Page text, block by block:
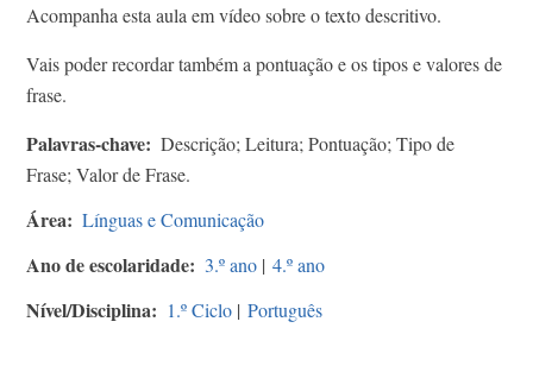
Acompanha esta aula em vídeo sobre o texto descritivo.
Vais poder recordar também a pontuação e os tipos e valores de
frase.
Palavras-chave
Descrição; Leitura; Pontuação; Tipo de
Frase; Valor de Frase.
Área Línguas e Comunicação
Ano de escolaridade 3.º ano | 4.º ano
Nível/Disciplina 1.º Ciclo | Português